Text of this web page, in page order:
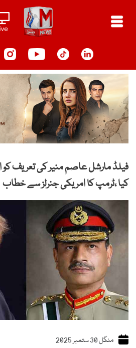
content
فیلڈ مارشل عاصم منیر کی تعریف
کیا ،ٹرمپ کا امریکی جنرلز سے خطاب
منگل 30 ستمبر 2025